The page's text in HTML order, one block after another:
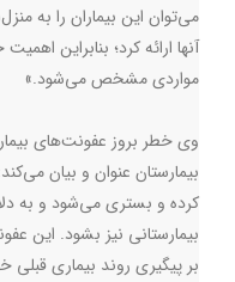
می‌توان این بیماران را به
آنها ارائه کرد؛ بنابراین
مواردی مشخص می‌شود.»
وی خطر بروز عفونت‌های
بیمارستان عنوان و بیان
کرده و بستری می‌شود و به
بیمارستانی نیز بشود. این
بر پیگیری روند بیماری قبلی